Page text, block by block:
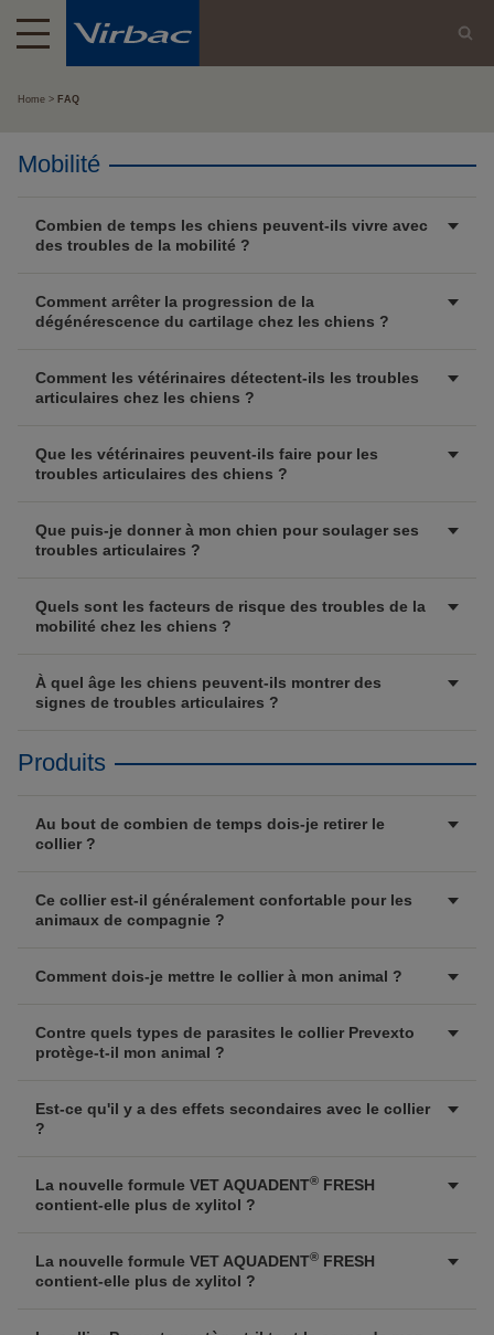
Home FAQ
Mobilité
Combien de temps les chiens peuvent-ils vivre avec
des troubles de la mobilité ?
Comment arrêter la progression de la
dégénérescence du cartilage chez les chiens ?
Comment les vétérinaires détectent-ils les troubles
articulaires chez les chiens ?
Que les vétérinaires peuvent-ils faire pour les
troubles articulaires des chiens ?
Que puis-je donner à mon chien pour soulager ses
troubles articulaires ?
Quels sont les facteurs de risque des troubles de la
mobilité chez les chiens ?
À quel âge les chiens peuvent-ils montrer des
signes de troubles articulaires ?
Produits
Au bout de combien de temps dois-je retirer le
collier ?
Ce collier est-il généralement confortable pour les
animaux de compagnie ?
Comment dois-je mettre le collier à mon animal ?
Contre quels types de parasites le collier Prevexto
protège-t-il mon animal ?
Est-ce qu'il y a des effets secondaires avec le collier
?
La nouvelle formule VET AQUADENT® FRESH
contient-elle plus de xylitol ?
La nouvelle formule VET AQUADENT® FRESH
contient-elle plus de xylitol ?